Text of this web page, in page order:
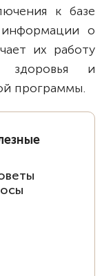
к базе
о
их работу
здоровья и
программы.